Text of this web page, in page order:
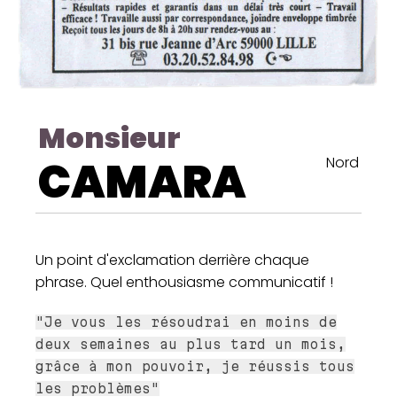
Monsieur
CAMARA Nord
Un point d'exclamation derrière chaque
phrase. Quel enthousiasme communicatif !
"Je vous les résoudrai en moins de
deux semaines au plus tard un mois,
grâce à mon pouvoir, je réussis tous
les problèmes"